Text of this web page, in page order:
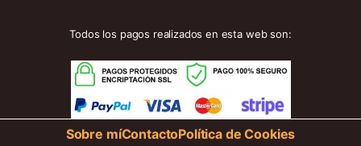
Todos los pagos realizados en esta web son:
Sobre míContactoPolítica de Cookies